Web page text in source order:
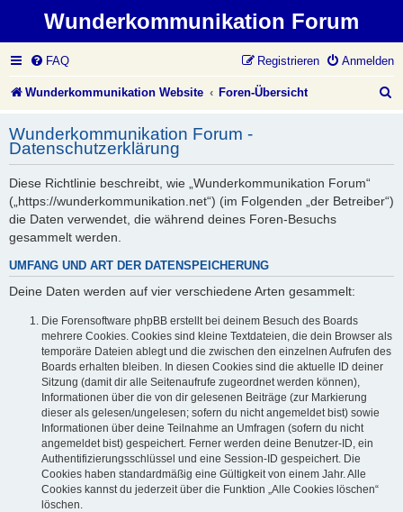
Wunderkommunikation Forum
FAQ Anmelden
Registrieren
Wunderkommunikation Website Foren-Übersicht
Wunderkommunikation Forum -
Datenschutzerklärung
Diese Richtlinie beschreibt, wie „Wunderkommunikation Forum“
(„https://wunderkommunikation.net“) (im Folgenden „der Betreiber“)
die Daten verwendet, die während deines Foren-Besuchs
gesammelt werden.
UMFANG UND ART DER DATENSPEICHERUNG
Deine Daten werden auf vier verschiedene Arten gesammelt:
Die Forensoftware phpBB erstellt bei deinem Besuch des Boards
mehrere Cookies. Cookies sind kleine Textdateien, die dein Browser als
temporäre Dateien ablegt und die zwischen den einzelnen Aufrufen des
Boards erhalten bleiben. In diesen Cookies sind die aktuelle ID deiner
Sitzung (damit dir alle Seitenaufrufe zugeordnet werden können),
Informationen über die von dir gelesenen Beiträge (zur Markierung
dieser als gelesen/ungelesen; sofern du nicht angemeldet bist) sowie
Informationen über deine Teilnahme an Umfragen (sofern du nicht
angemeldet bist) gespeichert. Ferner werden deine Benutzer-ID, ein
Authentifizierungsschlüssel und eine Session-ID gespeichert. Die
Cookies haben standardmäßig eine Gültigkeit von einem Jahr. Alle
Cookies kannst du jederzeit über die Funktion „Alle Cookies löschen“
löschen.